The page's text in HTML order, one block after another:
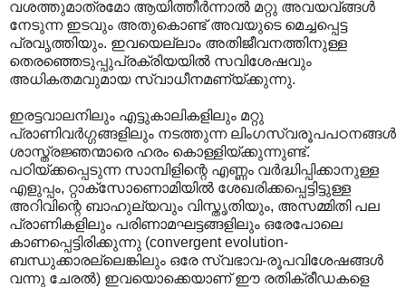
വശത്തുമാത്രമോ ആയിത്തീര്‍ന്നാല്‍ മറ്റു അവയവ്ങ്ങള്‍
നേടുന്ന ഇടവും അതുകൊണ്ട് അവയുടെ മെച്ചപ്പെട്ട
പ്രവൃത്തിയും. ഇവയെല്ലാം അതിജീവനത്തിനുള്ള
തെരഞ്ഞെടുപ്പുപ്രക്രിയയില്‍ സവിശേഷവും
അധികതമവുമായ സ്വാധീനമണ്യ്ക്കുന്നു.
ഇരട്ടവാലനിലും എട്ടുകാലികളിലും മറ്റു
പ്രാണിവര്‍ഗ്ഗങ്ങളിലും നടത്തുന്ന ലിംഗസ്വരൂപപഠനങ്ങള്‍‍
ശാസ്ത്രജ്ഞന്മാരെ ഹരം കൊള്ളിയ്ക്കുന്നുണ്ട്.
പഠിയ്ക്കപ്പെടുന്ന സാമ്പിളിന്റെ എണ്ണം വര്‍ദ്ധിപ്പിക്കാനുള്ള
എളുപ്പം, റ്റാക്സോണൊമിയില്‍ ശേഖരിക്കപ്പെട്ടിട്ടുള്ള
അറിവിന്റെ ബാഹുല്യവും വിസ്തൃതിയും, അസമ്മിതി പല
പ്രാണികളിലും പരിണാമഘട്ടങ്ങളിലും ഒരേപോലെ
കാണപ്പെട്ടിരിക്കുന്നു (convergent evolution-
ബന്ധുക്കാരല്ലെങ്കിലും ഒരേ സ്വഭാവ-രൂപവിശേഷങ്ങള്‍
വന്നു ചേരല്‍) ഇവയൊക്കെയാണ് ഈ രതിക്രീഡകളെ